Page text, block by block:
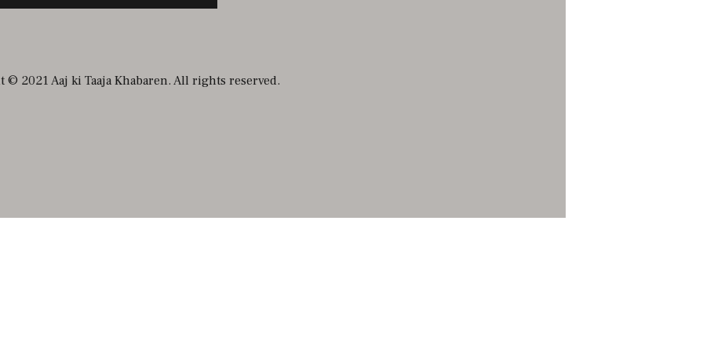
© 2021 Aaj ki Taaja Khabaren. All rights reserved.